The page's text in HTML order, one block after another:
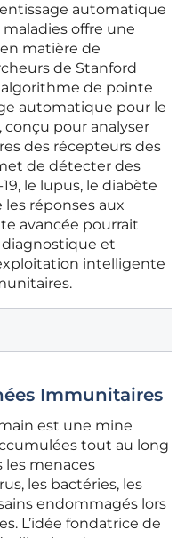
automatique
offre une
matière de
de Stanford
de pointe
automatique pour le
pour analyser
des récepteurs des
de détecter des
le lupus, le diabète
les réponses aux
avancée pourrait
et
intelligente
Immunitaires
est une mine
tout au long
les menaces
les bactéries, les
endommagés lors
L’idée fondatrice de